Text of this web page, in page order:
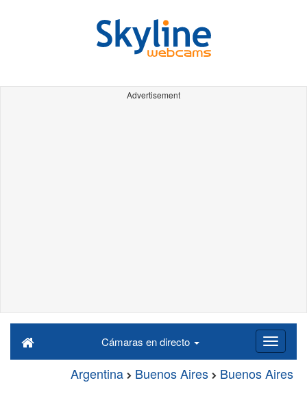
Advertisement
Cámaras en directo
Argentina Buenos Aires Buenos Aires